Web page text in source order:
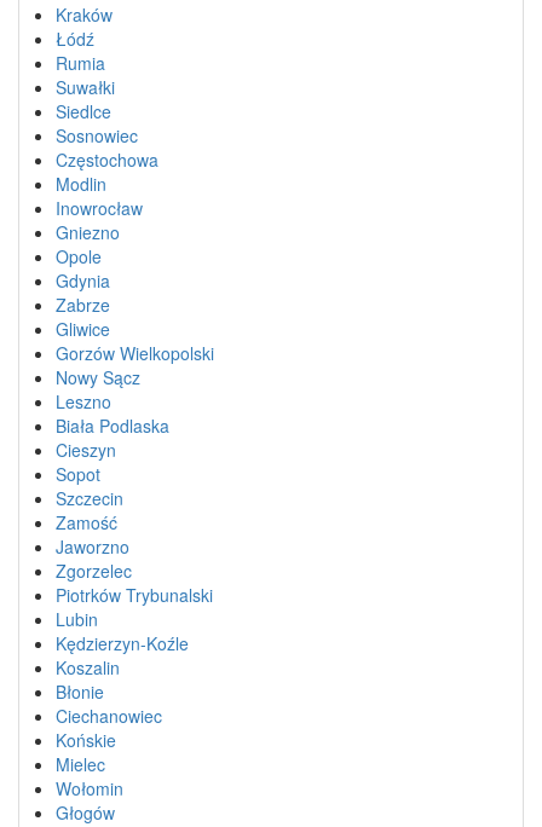
Kraków
Łódź
Rumia
Suwałki
Siedlce
Sosnowiec
Częstochowa
Modlin
Inowrocław
Gniezno
Opole
Gdynia
Zabrze
Gliwice
Gorzów Wielkopolski
Nowy Sącz
Leszno
Biała Podlaska
Cieszyn
Sopot
Szczecin
Zamość
Jaworzno
Zgorzelec
Piotrków Trybunalski
Lubin
Kędzierzyn-Koźle
Koszalin
Błonie
Ciechanowiec
Końskie
Mielec
Wołomin
Głogów